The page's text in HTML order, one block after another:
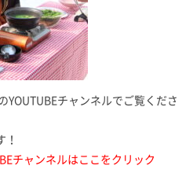
YOUTUBEチャンネルでご覧くださ
！
チャンネルはここをクリック